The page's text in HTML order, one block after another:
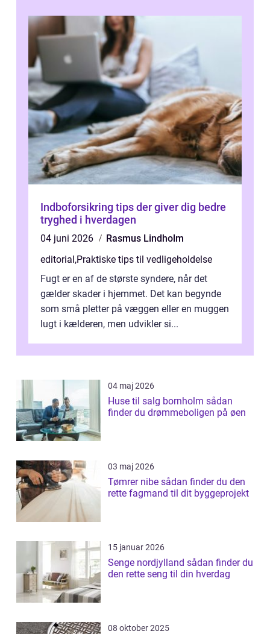
Indboforsikring tips der giver dig bedre
tryghed i hverdagen
04 juni 2026
Rasmus Lindholm
editorial,Praktiske tips til vedligeholdelse
Fugt er en af de største syndere, når det
gælder skader i hjemmet. Det kan begynde
som små pletter på væggen eller en muggen
lugt i kælderen, men udvikler si...
04 maj 2026
Huse til salg bornholm sådan
finder du drømmeboligen på øen
03 maj 2026
Tømrer nibe sådan finder du den
rette fagmand til dit byggeprojekt
15 januar 2026
Senge nordjylland sådan finder du
den rette seng til din hverdag
08 oktober 2025